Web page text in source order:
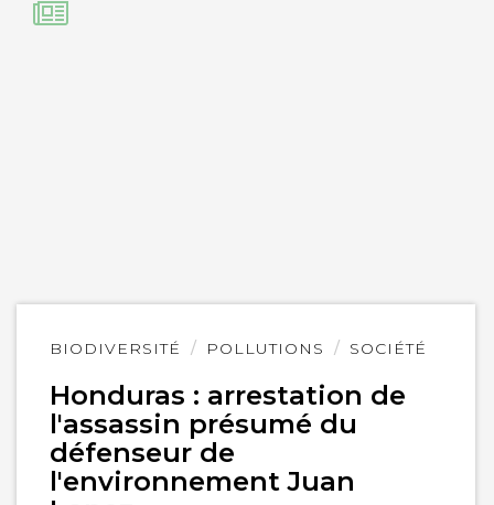
BIODIVERSITÉ POLLUTIONS SOCIÉTÉ
Honduras : arrestation de
l'assassin présumé du
défenseur de
l'environnement Juan
Lire